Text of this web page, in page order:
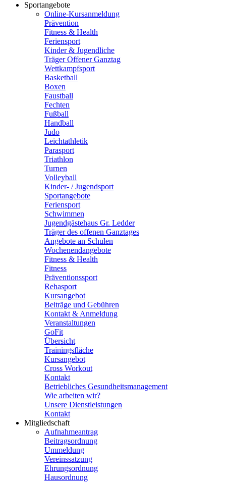
Sportangebote
Online-Kursanmeldung
Prävention
Fitness & Health
Feriensport
Kinder & Jugendliche
Träger Offener Ganztag
Wettkampfsport
Basketball
Boxen
Faustball
Fechten
Fußball
Handball
Judo
Leichtathletik
Parasport
Triathlon
Turnen
Volleyball
Kinder- / Jugendsport
Sportangebote
Feriensport
Schwimmen
Jugendgästehaus Gr. Ledder
Träger des offenen Ganztages
Angebote an Schulen
Wochenendangebote
Fitness & Health
Fitness
Präventionssport
Rehasport
Kursangebot
Beiträge und Gebühren
Kontakt & Anmeldung
Veranstaltungen
GoFit
Übersicht
Trainingsfläche
Kursangebot
Cross Workout
Kontakt
Betriebliches Gesundheitsmanagement
Wie arbeiten wir?
Unsere Dienstleistungen
Kontakt
Mitgliedschaft
Aufnahmeantrag
Beitragsordnung
Ummeldung
Vereinssatzung
Ehrungsordnung
Hausordnung